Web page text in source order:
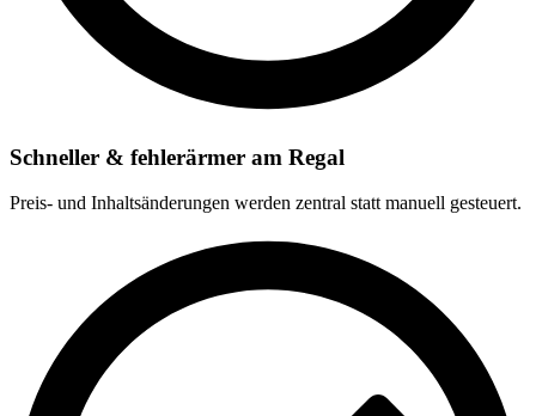
Schneller & fehlerärmer am Regal
Preis- und Inhaltsänderungen werden zentral statt manuell gesteuert.